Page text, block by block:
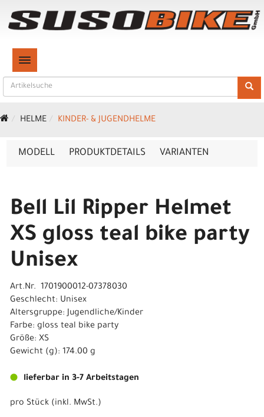
TOGGLE NAVIGATION
HELME KINDER- & JUGENDHELME
MODELL PRODUKTDETAILS VARIANTEN
Bell Lil Ripper Helmet
XS gloss teal bike party
Unisex
Art.Nr. 1701900012-07378030
Geschlecht: Unisex
Altersgruppe: Jugendliche/Kinder
Farbe: gloss teal bike party
Größe: XS
Gewicht (g): 174.00 g
lieferbar in 3-7 Arbeitstagen
pro Stück (inkl. MwSt.)